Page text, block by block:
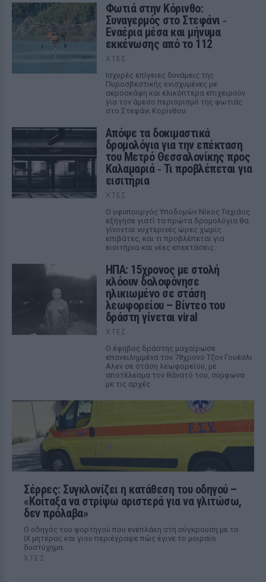
Φωτιά στην Κόρινθο:
Συναγερμός στο Στεφάνι ‑
Εναέρια μέσα και μήνυμα
εκκένωσης από το 112
ΧΤΕΣ
Ισχυρές επίγειες δυνάμεις της
Πυροσβεστικής ενισχυμένες με
αεροσκάφη και ελικόπτερα επιχειρούν
για τον άμεσο περιορισμό της φωτιάς
στο Στεφάνι Κορίνθου.
Απόψε τα δοκιμαστικά
δρομολόγια για την επέκταση
του Μετρό Θεσσαλονίκης προς
Καλαμαριά ‑ Τι προβλέπεται για
εισιτήρια
ΧΤΕΣ
Ο υφυπουργός Υποδομών Νίκος Ταχιάος
εξήγησε γιατί τα πρώτα δρομολόγια θα
γίνονται νυχτερινές ώρες χωρίς
επιβάτες, και τι προβλέπεται για
εισιτήρια και νέες επεκτάσεις.
ΗΠΑ: 15χρονος με στολή
κλόουν δολοφόνησε
ηλικιωμένο σε στάση
λεωφορείου – Βίντεο του
δράστη γίνεται viral
ΧΤΕΣ
Ο έφηβος δράστης μαχαίρωσε
επανειλημμένα τον 78χρονο Τζον Γουέσλι
Αλεν σε στάση λεωφορείου, με
αποτέλεσμα τον θάνατό του, σύμφωνα
με τις αρχές
Σέρρες: Συγκλονίζει η κατάθεση του οδηγού –
«Κοίταξα να στρίψω αριστερά για να γλιτώσω,
δεν πρόλαβα»
Ο οδηγός του φορτηγού που ενεπλάκη στη σύγκρουση με το
ΙΧ μητέρας και γιου περιέγραψε πώς έγινε το μοιραίο
δυστύχημα.
ΧΤΕΣ